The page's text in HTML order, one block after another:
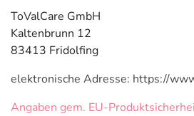
ToValCare GmbH
Kaltenbrunn 12
83413 Fridolfing
elektronische Adresse: https://
Angaben gem. EU-